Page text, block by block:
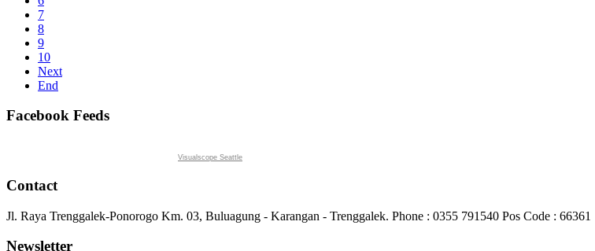
7
8
9
10
Next
End
Facebook Feeds
Visualscope Seattle
Contact
Jl. Raya Trenggalek-Ponorogo Km. 03, Buluagung - Karangan - Trenggalek. Phone : 0355 791540 Pos Code : 66361
Newsletter